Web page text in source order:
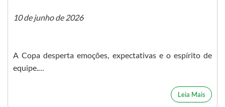
10 de junho de 2026
A Copa desperta emoções, expectativas e o espírito de
equipe.…
Leia Mais